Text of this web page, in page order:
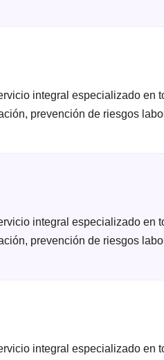
integral especializado en
prevención de riesgos
integral especializado en
prevención de riesgos
integral especializado en